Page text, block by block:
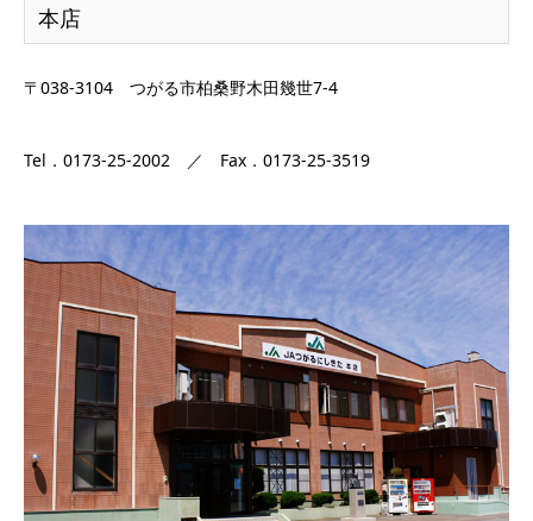
本店
〒038-3104 つがる市柏桑野木田幾世7-4
Tel．0173-25-2002 ／ Fax．0173-25-3519